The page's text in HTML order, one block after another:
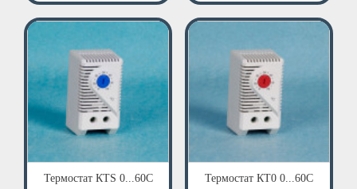
Термостат КТS 0...60С
Термостат КТ0 0...60С